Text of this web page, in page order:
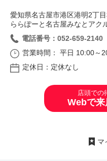
愛知県名古屋市港区港明2丁目
ららぽーと名古屋みなとアク
電話番号：052-659-2140
営業時間： 平日 10:00～
定休日：定休なし
店頭での
Webで来
マ